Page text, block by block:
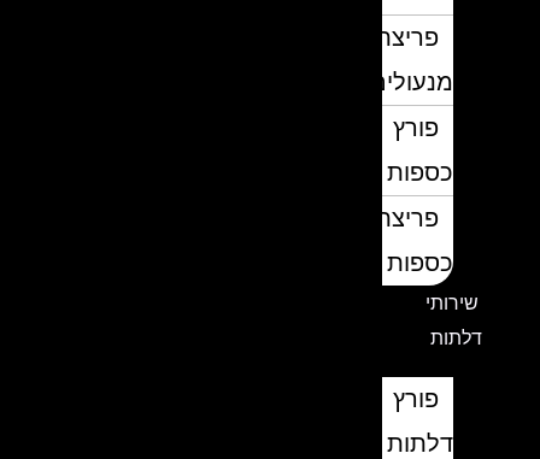
פריצת
מנעולים
פורץ
כספות
פריצת
כספות
שירותי
דלתות
פורץ
דלתות